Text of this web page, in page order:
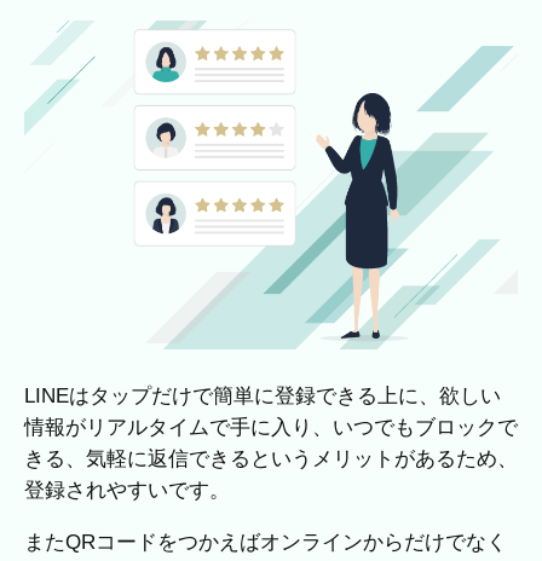
LINEはタップだけで簡単に登録できる上に、欲しい
情報がリアルタイムで手に入り、いつでもブロックで
きる、気軽に返信できるというメリットがあるため、
登録されやすいです。
またQRコードをつかえばオンラインからだけでなく